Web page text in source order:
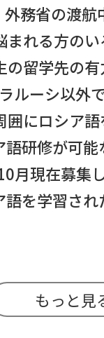
務省の渡
まれる方の
留学先の
ルーシ以外
にロシア
研修が可
月現在募集
を学習さ
もっと見